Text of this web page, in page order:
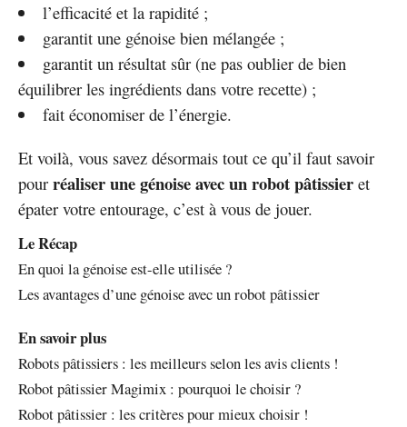
l’efficacité et la rapidité ;
garantit une génoise bien mélangée ;
garantit un résultat sûr (ne pas oublier de bien
équilibrer les ingrédients dans votre recette) ;
fait économiser de l’énergie.
Et voilà, vous savez désormais tout ce qu’il faut savoir
pour réaliser une génoise avec un robot pâtissier et
épater votre entourage, c’est à vous de jouer.
Le Récap
En quoi la génoise est-elle utilisée ?
Les avantages d’une génoise avec un robot pâtissier
En savoir plus
Robots pâtissiers : les meilleurs selon les avis clients !
Robot pâtissier Magimix : pourquoi le choisir ?
Robot pâtissier : les critères pour mieux choisir !